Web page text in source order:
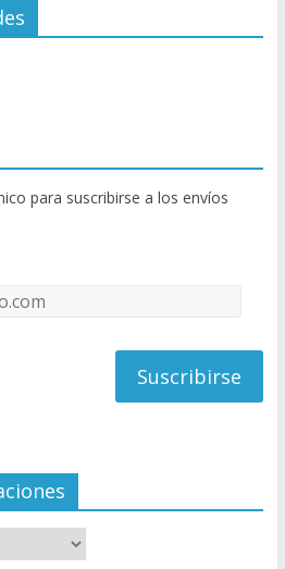
para suscribirse a los envíos